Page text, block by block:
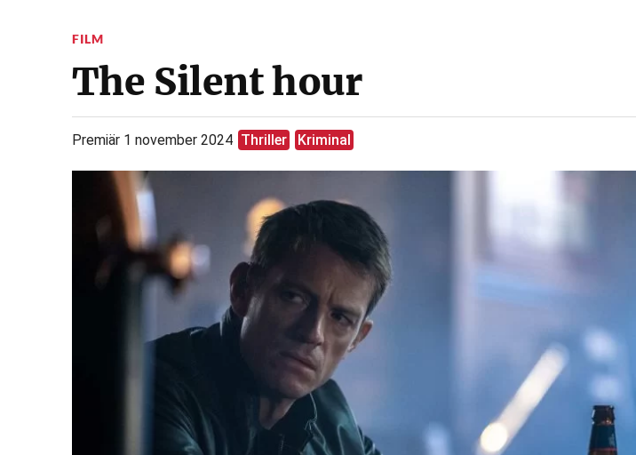
FILM
The Silent hour
Premiär 1 november 2024 Thriller Kriminal